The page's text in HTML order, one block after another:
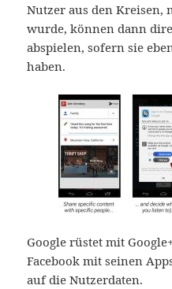
Nutzer aus den Kreisen,
wurde, können dann
abspielen, sofern sie
haben.
Google rüstet mit
Facebook mit seinen
auf die Nutzerdaten.